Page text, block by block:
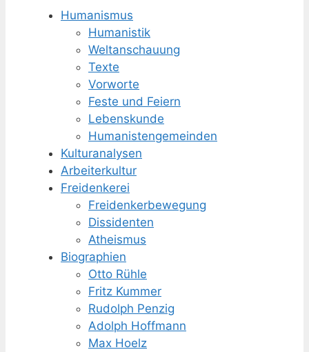
Humanismus
Humanistik
Weltanschauung
Texte
Vorworte
Feste und Feiern
Lebenskunde
Humanisten­gemeinden
Kulturanalysen
Arbeiterkultur
Freidenkerei
Freidenker­bewegung
Dissidenten
Atheismus
Biographien
Otto Rühle
Fritz Kummer
Rudolph Penzig
Adolph Hoffmann
Max Hoelz